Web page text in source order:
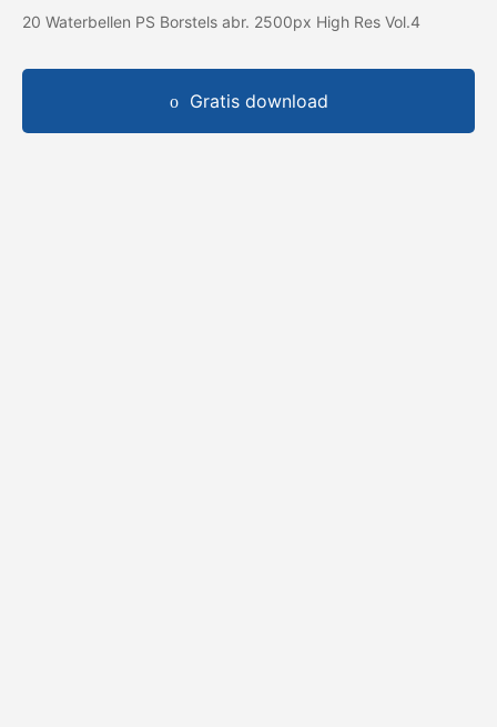
20 Waterbellen PS Borstels abr. 2500px High Res Vol.4
Gratis download